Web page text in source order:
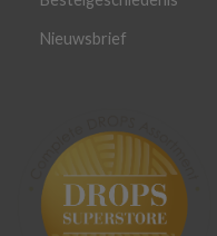
Nieuwsbrief